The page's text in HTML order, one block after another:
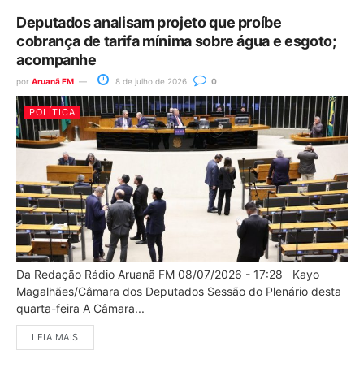
Deputados analisam projeto que proíbe
cobrança de tarifa mínima sobre água e esgoto;
acompanhe
por Aruanã FM 8 de julho de 2026 0
POLÍTICA
Da Redação Rádio Aruanã FM 08/07/2026 - 17:28 Kayo
Magalhães/Câmara dos Deputados Sessão do Plenário desta
quarta-feira A Câmara...
LEIA MAIS